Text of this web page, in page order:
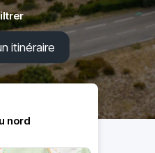
itinéraire
nord